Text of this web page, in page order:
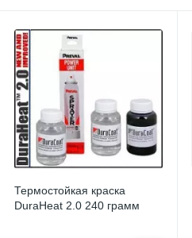
Термостойкая краска
DuraHeat 2.0 240 грамм